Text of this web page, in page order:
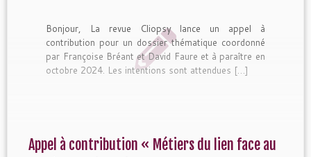
Bonjour, La revue Cliopsy lance un appel à
contribution pour un dossier thématique coordonné
par Françoise Bréant et David Faure et à paraître en
octobre 2024. Les intentions sont attendues […]
Appel à contribution « Métiers du lien face au